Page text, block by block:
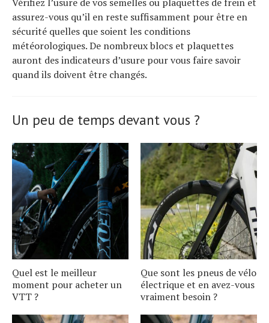
assurez-vous qu’il en reste suffisamment pour être en
sécurité quelles que soient les conditions
météorologiques. De nombreux blocs et plaquettes
auront des indicateurs d’usure pour vous faire savoir
quand ils doivent être changés.
Un peu de temps devant vous ?
Quel est le meilleur
moment pour acheter un
VTT ?
Que sont les pneus de vélo
électrique et en avez-vous
vraiment besoin ?